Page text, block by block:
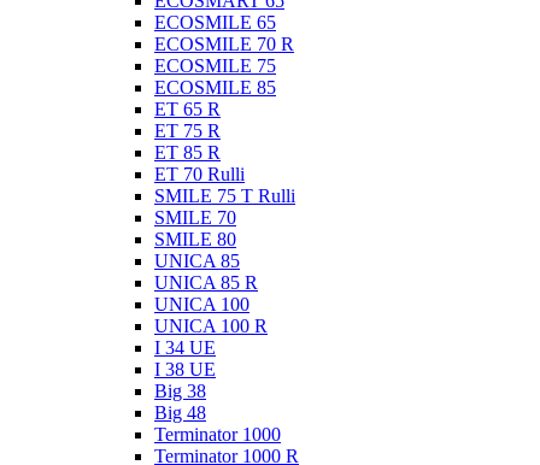
ECOSMILE 65
ECOSMILE 70 R
ECOSMILE 75
ECOSMILE 85
ET 65 R
ET 75 R
ET 85 R
ET 70 Rulli
SMILE 75 T Rulli
SMILE 70
SMILE 80
UNICA 85
UNICA 85 R
UNICA 100
UNICA 100 R
I 34 UE
I 38 UE
Big 38
Big 48
Terminator 1000
Terminator 1000 R